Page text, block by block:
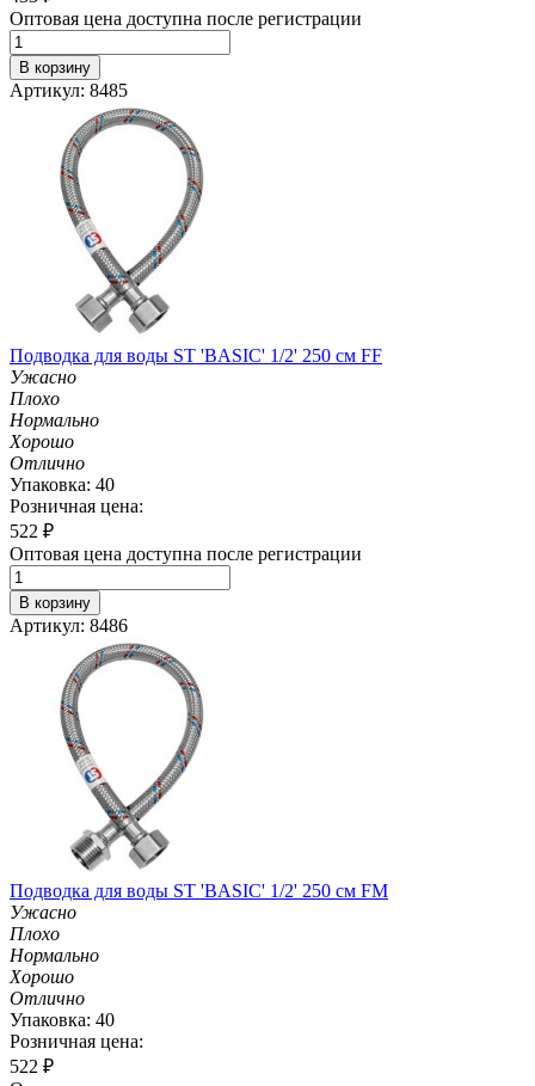
Оптовая цена доступна после регистрации
В корзину
Артикул: 8485
Подводка для воды ST 'BASIC' 1/2' 250 см FF
Ужасно
Плохо
Нормально
Хорошо
Отлично
Упаковка: 40
Розничная цена:
522 ₽
Оптовая цена доступна после регистрации
В корзину
Артикул: 8486
Подводка для воды ST 'BASIC' 1/2' 250 см FM
Ужасно
Плохо
Нормально
Хорошо
Отлично
Упаковка: 40
Розничная цена:
522 ₽